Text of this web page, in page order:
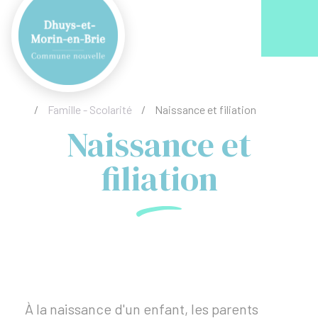
/ Famille - Scolarité / Naissance et filiation
Naissance et
filiation
À la naissance d'un enfant, les parents